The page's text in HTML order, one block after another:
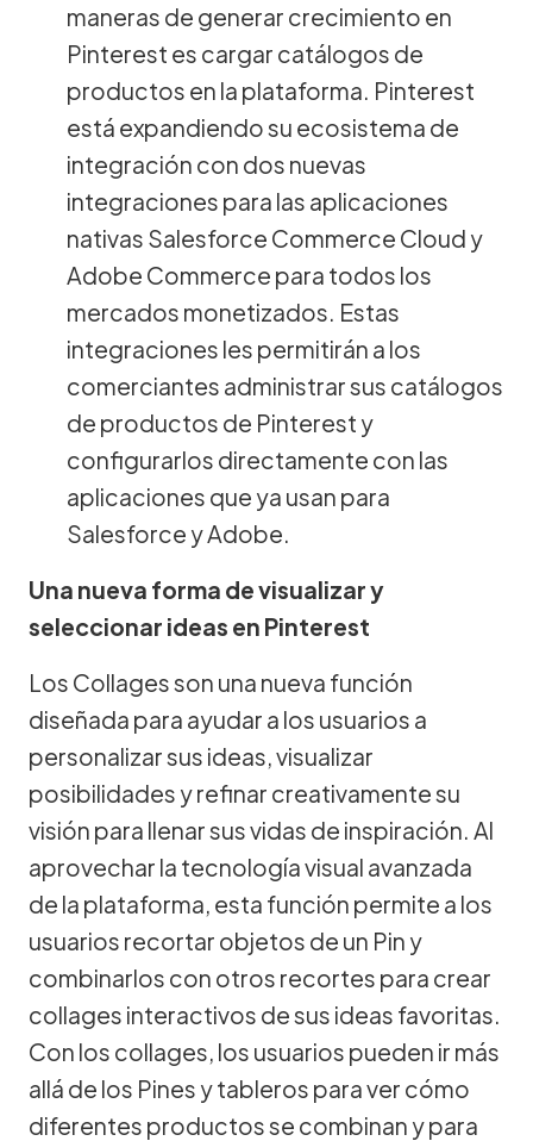
maneras de generar crecimiento en
Pinterest es cargar catálogos de
productos en la plataforma. Pinterest
está expandiendo su ecosistema de
integración con dos nuevas
integraciones para las aplicaciones
nativas Salesforce Commerce Cloud y
Adobe Commerce para todos los
mercados monetizados. Estas
integraciones les permitirán a los
comerciantes administrar sus catálogos
de productos de Pinterest y
configurarlos directamente con las
aplicaciones que ya usan para
Salesforce y Adobe.
Una nueva forma de visualizar y
seleccionar ideas en Pinterest
Los Collages son una nueva función
diseñada para ayudar a los usuarios a
personalizar sus ideas, visualizar
posibilidades y refinar creativamente su
visión para llenar sus vidas de inspiración. Al
aprovechar la tecnología visual avanzada
de la plataforma, esta función permite a los
usuarios recortar objetos de un Pin y
combinarlos con otros recortes para crear
collages interactivos de sus ideas favoritas.
Con los collages, los usuarios pueden ir más
allá de los Pines y tableros para ver cómo
diferentes productos se combinan y para